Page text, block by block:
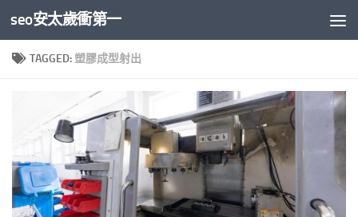
Skip to content
seo安太歲衝第一
TAGGED:塑膠成型射出